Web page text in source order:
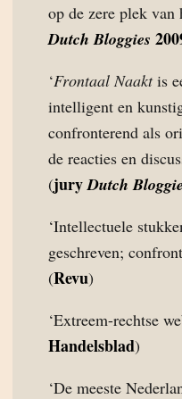
op de zere plek
Dutch Bloggies
‘Frontaal Naaktis
intelligent en
confronterend als
de reacties en
(juryDutch
‘Intellectuele
geschreven;
(Revu)
‘Extreem-rechtse
Handelsblad)
‘De meeste